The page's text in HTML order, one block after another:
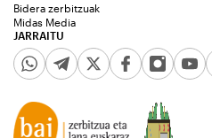
JARRAITU
Bidera zerbitzuak
Midas Media